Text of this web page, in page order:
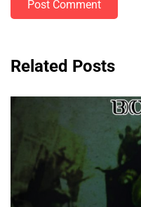
Post Comment
Related Posts